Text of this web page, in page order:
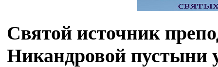
Святой источник
Никандровой пустыни